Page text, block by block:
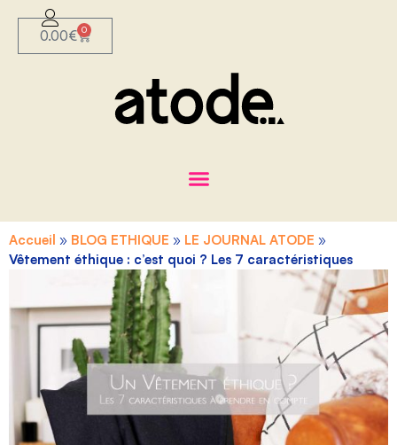
0.00€ 0
Accueil » BLOG ETHIQUE » LE JOURNAL ATODE »
Vêtement éthique : c’est quoi ? Les 7 caractéristiques